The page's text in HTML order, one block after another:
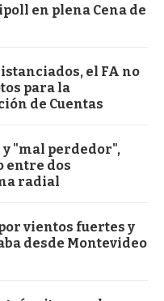
en plena Cena de
el FA no
para la
de Cuentas
"mal perdedor",
entre dos
radial
vientos fuertes y
desde Montevideo